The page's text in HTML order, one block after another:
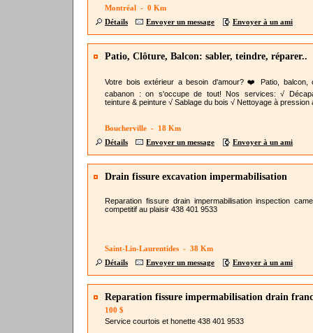
Montréal - 0 Km
Détails
Envoyer un message Envoyer à un ami
Patio, Clôture, Balcon: sabler, teindre, réparer..
Votre bois extérieur a besoin d'amour? ❤️ Patio, balcon,
cabanon : on s'occupe de tout! Nos services: √
teinture & peinture √ Sablage du bois √ Nettoyage à pression
Boucherville - 18 Km
Détails
Envoyer un message Envoyer à un ami
Drain fissure excavation impermabilisation
Reparation fissure drain impermabilisation inspection
competitif au plaisir 438 401 9533
Saint-Lin-Laurentides - 38 Km
Détails
Envoyer un message Envoyer à un ami
Reparation fissure impermabilisation drain
100 $
Service courtois et honette 438 401 9533